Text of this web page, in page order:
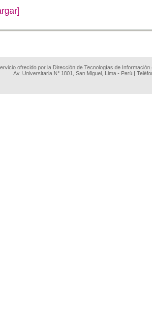
ofrecido por la Dirección de Tecnologías de
Av. Universitaria N° 1801, San Miguel, Lima - Perú |